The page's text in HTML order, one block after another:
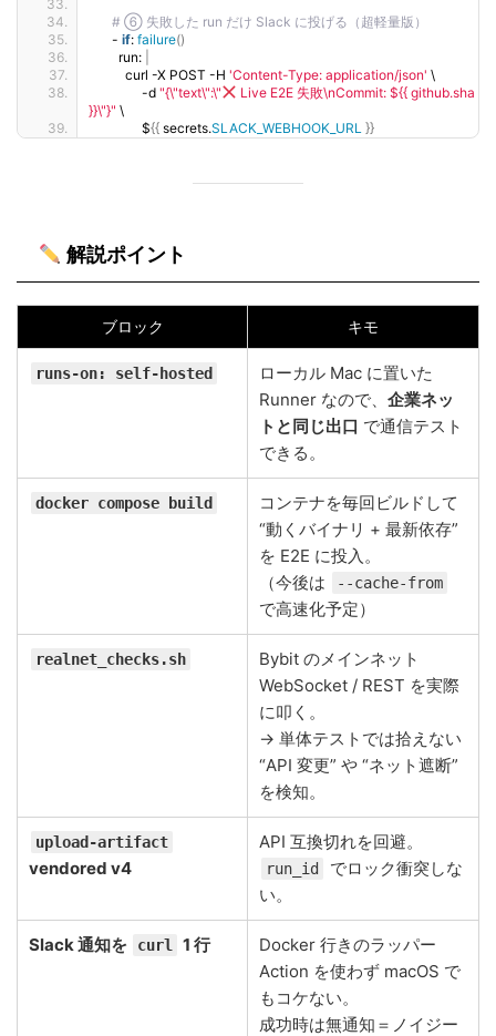
# ⑥ 失敗した run だけ Slack に投げる（超軽量版）
      -
if: failure()
        run:
          curl -X POST -H
'Content-Type: application/json' \
               -d
"{\"text\":\"
Live E2E 失敗\nCommit: ${{ github.sha
}}\"}" \
               $
{{ secrets.SLACK_WEBHOOK_URL }}
解説ポイント
ブロック キモ
runs-on: self-hosted
ローカル Mac に置いた
Runner なので、 企業ネッ
トと同じ出口 で通信テスト
できる。
docker compose build
コンテナを毎回ビルドして
“動くバイナリ + 最新依存”
を E2E に投入。
（今後は
--cache-from
で高速化予定）
realnet_checks.sh
Bybit のメインネット
WebSocket / REST を実際
に叩く。
→ 単体テストでは拾えない
“API 変更” や “ネット遮断”
を検知。
upload-artifact
vendored v4
API 互換切れを回避。
run_id
でロック衝突しな
い。
Slack 通知を curl 1 行
Docker 行きのラッパー
Action を使わず macOS で
もコケない。
成功時は無通知＝ノイジー